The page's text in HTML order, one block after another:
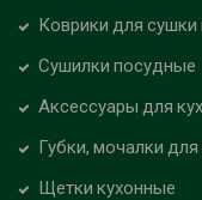
Коврики для
Сушилки посудные
Аксессуары для
Губки, мочалки
Щетки кухонные